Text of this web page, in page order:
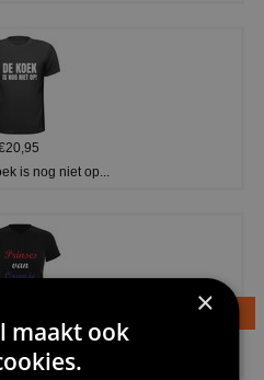
is nog niet op...
t-shirt prinses v...
×
maakt ook